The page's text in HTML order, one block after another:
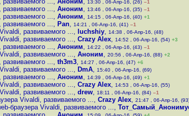
13:30 , 06-Апр-16, (26) –1
..., Аноним, 13:46 , 06-Апр-16, (35) –1
..., Аноним, 14:15 , 06-Апр-16, (40) +1
..., Pan, 14:21 , 06-Апр-16, (41) –1
развиваемого ..., luchshiy, 14:38 , 06-Апр-16, (48)
развиваемого ..., Crazy Alex, 14:52 , 06-Апр-16, (54) +3
..., Аноним, 14:22 , 06-Апр-16, (43) –1
развиваемого ..., Аноним, 20:56 , 06-Апр-16, (88) +2
..., th3m3, 14:27 , 06-Апр-16, (47) +6
развиваемого ..., DmA, 15:40 , 06-Апр-16, (69)
..., Аноним, 14:39 , 06-Апр-16, (49) +1
развиваемого ..., Crazy Alex, 14:53 , 06-Апр-16, (55)
развиваемого ..., drew, 18:11 , 06-Апр-16, (84) –1
Vivaldi, развиваемого ..., Crazy Alex, 21:47 , 06-Апр-16,
браузера Vivaldi, развиваемого ...,